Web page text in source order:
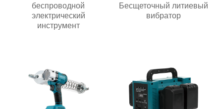
беспроводной
электрический
инструмент
Бесщеточный литиевый
вибратор